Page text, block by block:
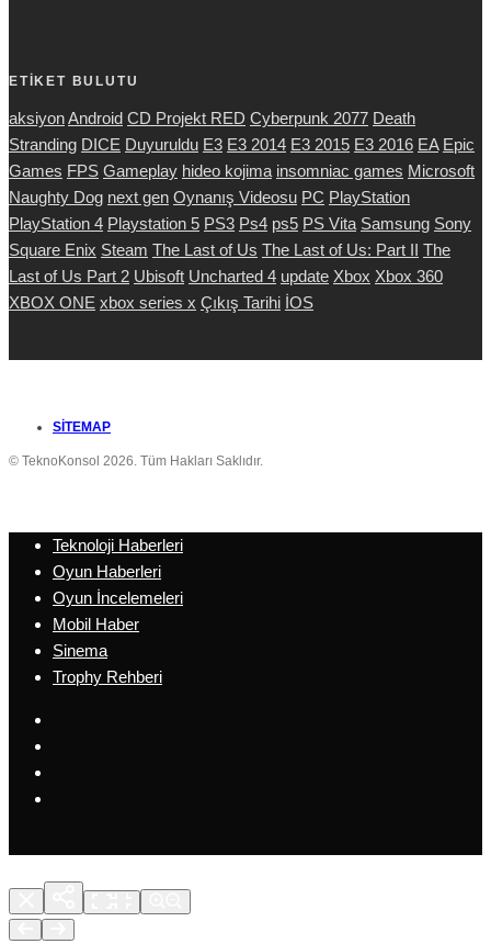
ETİKET BULUTU
aksiyonAndroid CD Projekt RED Cyberpunk 2077 Death
Stranding DICE Duyuruldu E3 E3 2014 E3 2015 E3 2016 EA Epic
Games FPS Gameplay hideo kojima insomniac games Microsoft
Naughty Dog next gen Oynanış Videosu PC PlayStation
PlayStation 4 Playstation 5 PS3 Ps4 ps5 PS Vita Samsung Sony
Square Enix Steam The Last of Us The Last of Us: Part II The
Last of Us Part 2 Ubisoft Uncharted 4 update Xbox Xbox 360
XBOX ONE xbox series x Çıkış Tarihi İOS
SITEMAP
© TeknoKonsol 2026. Tüm Hakları Saklıdır.
Teknoloji Haberleri
Oyun Haberleri
Oyun İncelemeleri
Mobil Haber
Sinema
Trophy Rehberi